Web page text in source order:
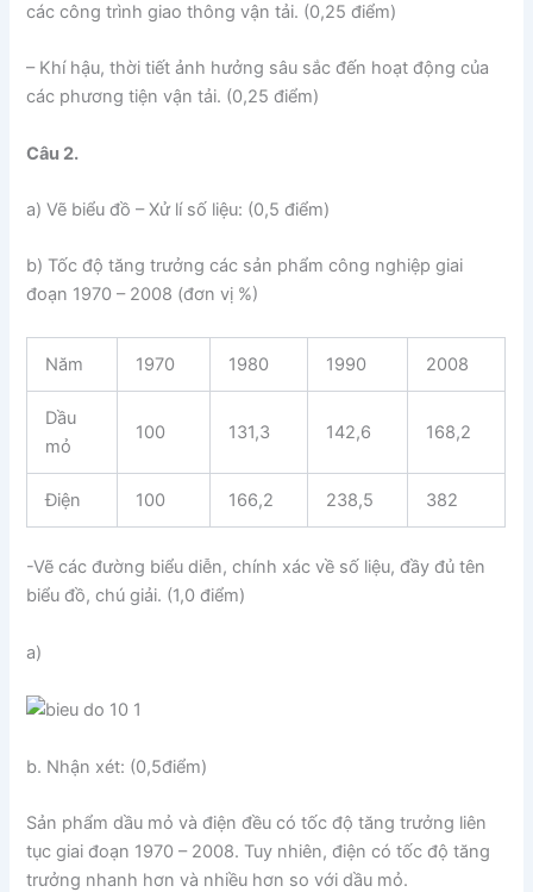
các công trình giao thông vận tải. (0,25 điểm)
– Khí hậu, thời tiết ảnh hưởng sâu sắc đến hoạt động của
các phương tiện vận tải. (0,25 điểm)
Câu 2.
a) Vẽ biểu đồ – Xử lí số liệu: (0,5 điểm)
b) Tốc độ tăng trưởng các sản phẩm công nghiệp giai
đoạn 1970 – 2008 (đơn vị %)
Năm 1970 1980 1990 2008
Dầu
mỏ
100 131,3 142,6 168,2
Điện 100 166,2 238,5 382
-Vẽ các đường biểu diễn, chính xác về số liệu, đầy đủ tên
biểu đồ, chú giải. (1,0 điểm)
a)
b. Nhận xét: (0,5điểm)
Sản phẩm dầu mỏ và điện đều có tốc độ tăng trưởng liên
tục giai đoạn 1970 – 2008. Tuy nhiên, điện có tốc độ tăng
trưởng nhanh hơn và nhiều hơn so với dầu mỏ.